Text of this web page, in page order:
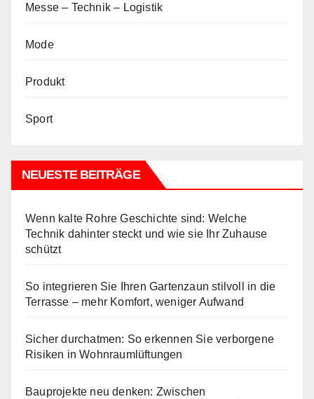
Messe – Technik – Logistik
Mode
Produkt
Sport
NEUESTE BEITRÄGE
Wenn kalte Rohre Geschichte sind: Welche
Technik dahinter steckt und wie sie Ihr Zuhause
schützt
So integrieren Sie Ihren Gartenzaun stilvoll in die
Terrasse – mehr Komfort, weniger Aufwand
Sicher durchatmen: So erkennen Sie verborgene
Risiken in Wohnraumlüftungen
Bauprojekte neu denken: Zwischen